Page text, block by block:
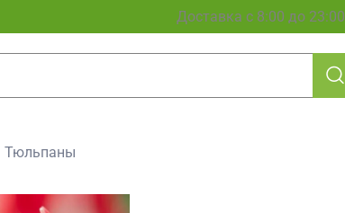
Доставка с 8:00 до 23:00
Тюльпаны